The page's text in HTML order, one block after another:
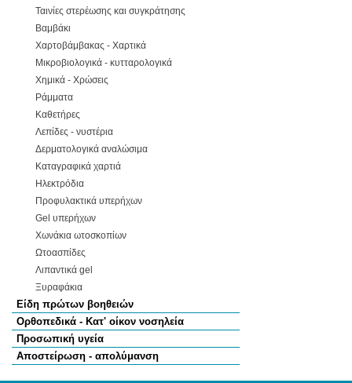
Ταινίες στερέωσης και συγκράτησης
Βαμβάκι
Χαρτοβάμβακας - Χαρτικά
Μικροβιολογικά - κυτταρολογικά
Χημικά - Χρώσεις
Ράμματα
Καθετήρες
Λεπίδες - νυστέρια
Δερματολογικά αναλώσιμα
Καταγραφικά χαρτιά
Ηλεκτρόδια
Προφυλακτικά υπερήχων
Gel υπερήχων
Χωνάκια ωτοσκοπίων
Ωτοασπίδες
Λιπαντικά gel
Ξυραφάκια
Είδη πρώτων βοηθειών
Ορθοπεδικά - Κατ' οίκον νοσηλεία
Προσωπική υγεία
Αποστείρωση - απολύμανση